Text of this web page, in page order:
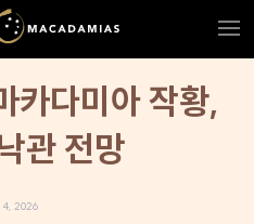
카다미아 작황,
관 전망
4, 2026